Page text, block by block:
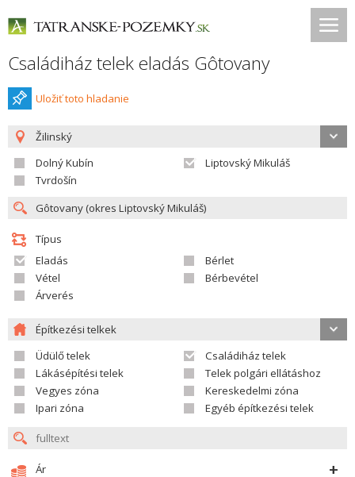
Családiház telek eladás Gôtovany
Uložiť toto hladanie
Žilinský
Dolný Kubín
Liptovský Mikuláš
Tvrdošín
Típus
Eladás
Bérlet
Vétel
Bérbevétel
Árverés
Építkezési telkek
Üdülő telek
Családiház telek
Lákásépítési telek
Telek polgári ellátáshoz
Vegyes zóna
Kereskedelmi zóna
Ipari zóna
Egyéb építkezési telek
Ár